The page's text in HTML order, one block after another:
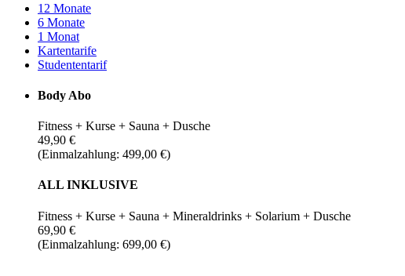
12 Monate
6 Monate
1 Monat
Kartentarife
Studententarif
Body Abo
Fitness + Kurse + Sauna + Dusche
49,90 €
(Einmalzahlung: 499,00 €)
ALL INKLUSIVE
Fitness + Kurse + Sauna + Mineraldrinks + Solarium + Dusche
69,90 €
(Einmalzahlung: 699,00 €)